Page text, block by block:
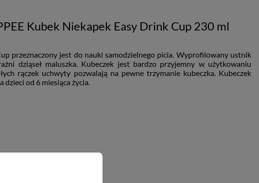
Kubek Niekapek Easy Drink Cup 230 ml
przeznaczony jest do nauki samodzielnego picia. Wyprofilowany ustnik
dziąseł maluszka. Kubeczek jest bardzo przyjemny w użytkowaniu
rączek uchwyty pozwalają na pewne trzymanie kubeczka. Kubeczek
dzieci od 6 miesiąca życia.